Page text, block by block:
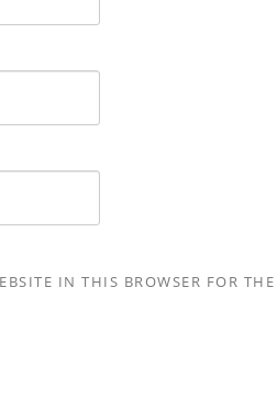
IN THIS BROWSER FOR